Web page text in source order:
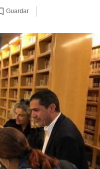
Guardar